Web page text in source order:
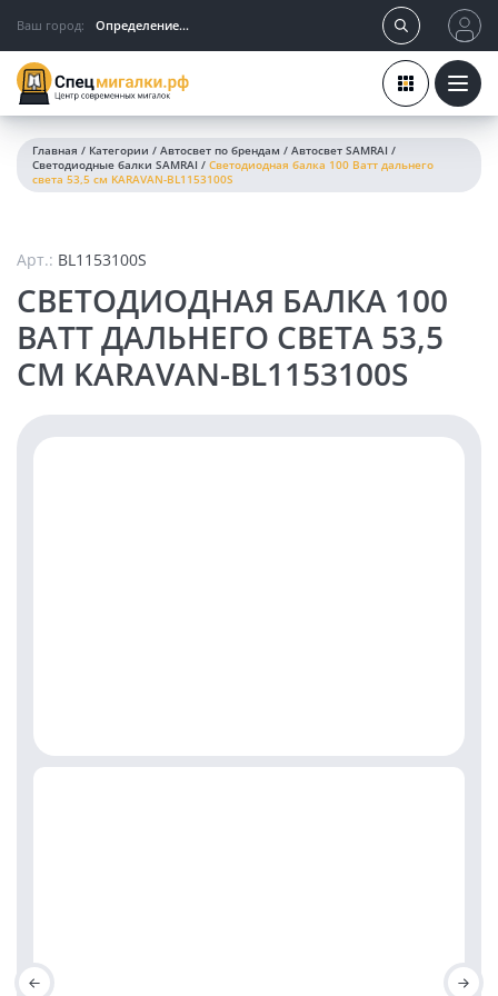
Ваш город: Определение...
Главная / Категории / Автосвет по брендам / Автосвет SAMRAI /
Светодиодные балки SAMRAI / Светодиодная балка 100 Ватт дальнего
света 53,5 см KARAVAN-BL1153100S
Арт.: BL1153100S
СВЕТОДИОДНАЯ БАЛКА 100
ВАТТ ДАЛЬНЕГО СВЕТА 53,5
СМ KARAVAN-BL1153100S